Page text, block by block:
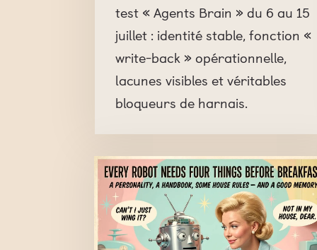
test « Agents Brain » du 6 au 15
juillet : identité stable, fonction «
write-back » opérationnelle,
lacunes visibles et véritables
bloqueurs de harnais.